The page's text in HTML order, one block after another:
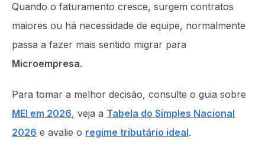
Quando o faturamento cresce, surgem contratos
maiores ou há necessidade de equipe, normalmente
passa a fazer mais sentido migrar para
Microempresa.
Para tomar a melhor decisão, consulte o guia sobre
MEI em 2026, veja a Tabela do Simples Nacional
2026 e avalie o regime tributário ideal.